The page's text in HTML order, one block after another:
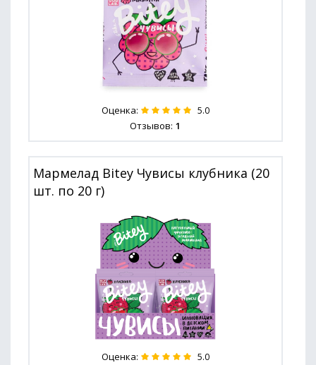
Оценка: 5.0
Отзывов: 1
Мармелад Bitey Чувисы клубника (20
шт. по 20 г)
Оценка: 5.0